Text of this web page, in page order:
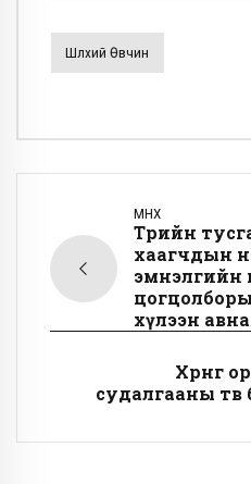
Шүлхий Өвчин
ӨМНӨХ
Төрийн
хаагчдын
эмнэлгийн
хүлээн авна
судалгааны